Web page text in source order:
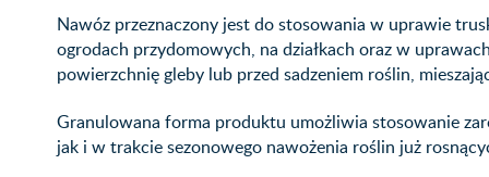
Nawóz przeznaczony jest do stosowania w uprawie
ogrodach przydomowych, na działkach oraz w
powierzchnię gleby lub przed sadzeniem roślin,
Granulowana forma produktu umożliwia stosowanie
jak i w trakcie sezonowego nawożenia roślin już